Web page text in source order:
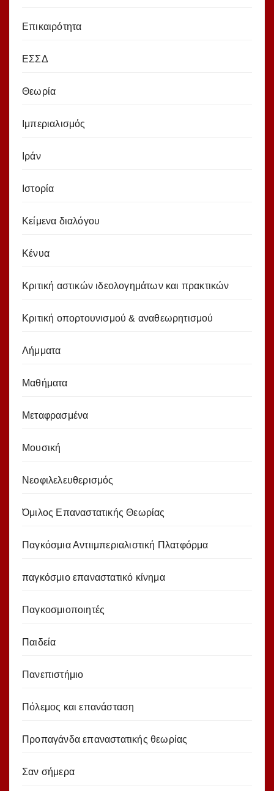
Επικαιρότητα
ΕΣΣΔ
Θεωρία
Ιμπεριαλισμός
Ιράν
Ιστορία
Κείμενα διαλόγου
Κένυα
Κριτική αστικών ιδεολογημάτων και πρακτικών
Κριτική οπορτουνισμού & αναθεωρητισμού
Λήμματα
Μαθήματα
Μεταφρασμένα
Μουσική
Νεοφιλελευθερισμός
Όμιλος Επαναστατικής Θεωρίας
Παγκόσμια Αντιιμπεριαλιστική Πλατφόρμα
παγκόσμιο επαναστατικό κίνημα
Παγκοσμιοποιητές
Παιδεία
Πανεπιστήμιο
Πόλεμος και επανάσταση
Προπαγάνδα επαναστατικής θεωρίας
Σαν σήμερα